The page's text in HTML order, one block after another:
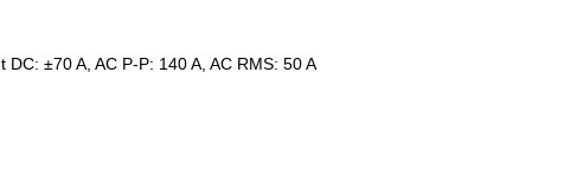
±70 A, AC P-P: 140 A, AC RMS: 50 A